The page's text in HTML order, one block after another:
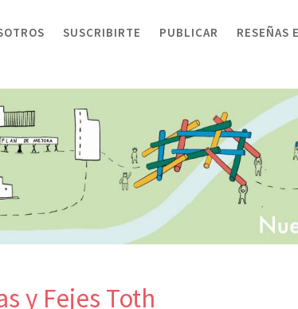
SUSCRIBIRTE PUBLICAR RESEÑAS
y Fejes Toth